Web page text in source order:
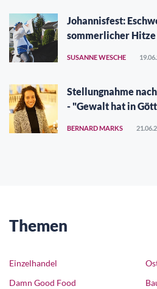
Johannisfest:
sommerlicher Hitze
SUSANNE WESCHE
Stellungnahme
- "Gewalt hat in
BERNARD MARKS
Themen
Einzelhandel
Damn Good Food